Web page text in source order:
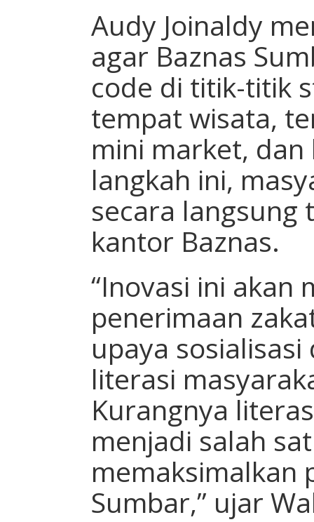
Audy Joinaldy
agar Baznas
code di titik-titik
tempat wisata,
mini market, dan
langkah ini,
secara langsung
kantor Baznas.
“Inovasi ini akan
penerimaan
upaya
literasi
Kurangnya
menjadi salah
memaksimalkan
Sumbar,” ujar